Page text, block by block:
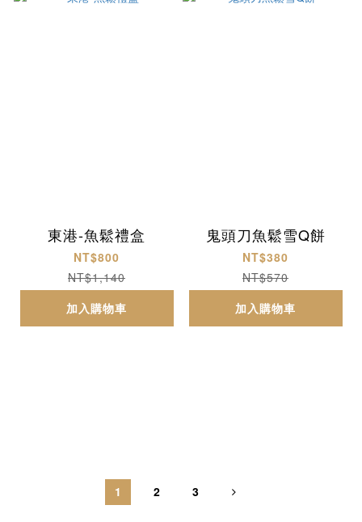
東港-魚鬆禮盒
NT$800
NT$1,140
加入購物車
鬼頭刀魚鬆雪Q餅
NT$380
NT$570
加入購物車
1 2 3